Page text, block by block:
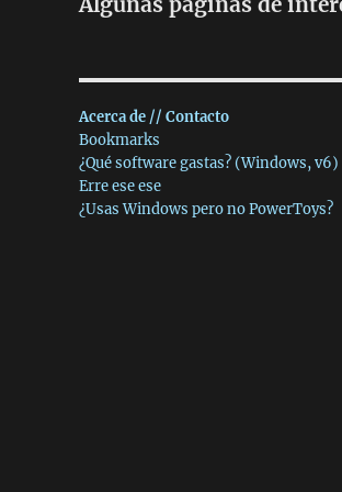
Acerca de // Contacto
Bookmarks
¿Qué software gastas? (Windows, v6)
Erre ese ese
¿Usas Windows pero no PowerToys?